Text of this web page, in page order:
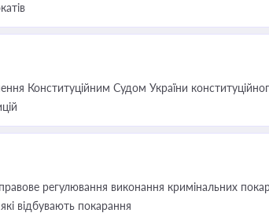
Конституційним Судом України
регулювання виконання кримінальних
відбувають покарання